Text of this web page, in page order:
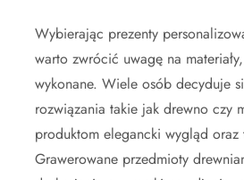
Wybierając prezenty
warto zwrócić uwagę na
wykonane. Wiele osób decyduje
rozwiązania takie jak drewno czy
produktom elegancki wygląd oraz
Grawerowane przedmioty